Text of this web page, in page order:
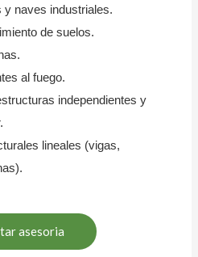
y naves industriales.
de suelos.
al fuego.
independientes y
lineales (vigas,
asesoria